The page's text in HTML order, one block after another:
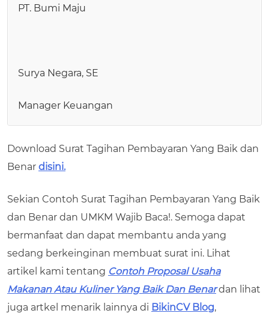
PT. Bumi Maju
Surya Negara, SE
Manager Keuangan
Download Surat Tagihan Pembayaran Yang Baik dan
Benar disini.
Sekian Contoh Surat Tagihan Pembayaran Yang Baik
dan Benar dan UMKM Wajib Baca!. Semoga dapat
bermanfaat dan dapat membantu anda yang
sedang berkeinginan membuat surat ini. Lihat
artikel kami tentang Contoh Proposal Usaha
Makanan Atau Kuliner Yang Baik Dan Benardan lihat
juga artkel menarik lainnya di BikinCV Blog,